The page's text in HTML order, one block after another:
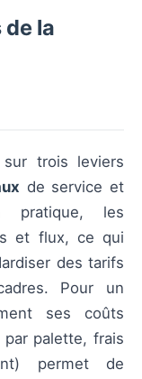
la
sur trois leviers
de service et
pratique, les
et flux, ce qui
des tarifs
Pour un
ses coûts
palette, frais
permet de